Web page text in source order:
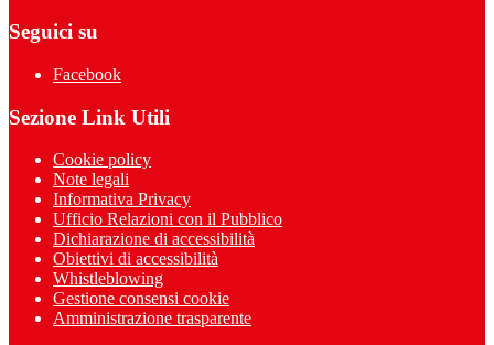
Seguici su
Facebook
Sezione Link Utili
Cookie policy
Note legali
Informativa Privacy
Ufficio Relazioni con il Pubblico
Dichiarazione di accessibilità
Obiettivi di accessibilità
Whistleblowing
Gestione consensi cookie
Amministrazione trasparente